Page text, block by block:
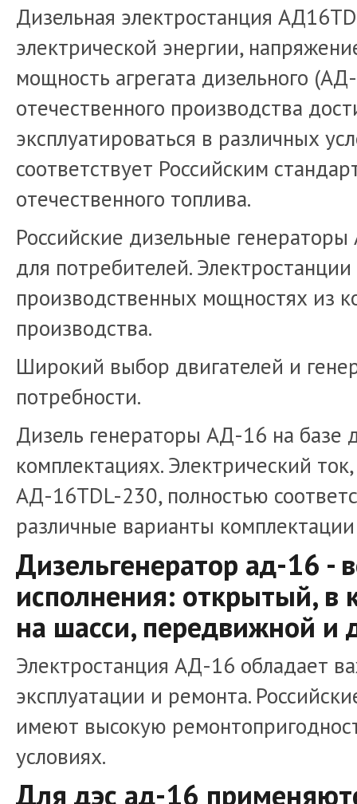
Дизельная электростанция
электрической энергии,
мощность агрегата дизельного
отечественного производства
эксплуатироваться в различных
соответствует Российским
отечественного топлива.
Российские дизельные
для потребителей.
производственных мощностях из
производства.
Широкий выбор двигателей и
потребности.
Дизель генераторы АД-16 на базе
комплектациях. Электрический
АД-16TDL-230, полностью
различные варианты
Дизельгенератор ад-16
исполнения: открытый, в
на шасси, передвижной и
Электростанция АД-16 обладает
эксплуатации и ремонта.
имеют высокую
условиях.
Для дэс ад-16